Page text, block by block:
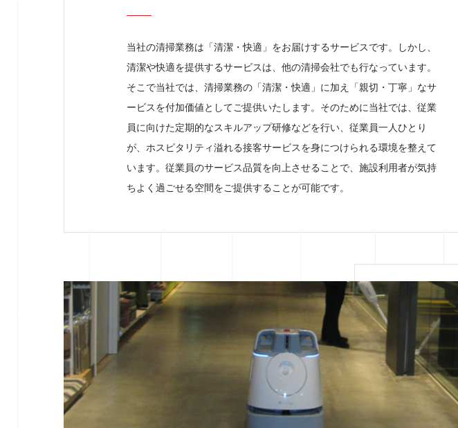
当社の清掃業務は「清潔・快適」をお届けするサービスです。しかし、
清潔や快適を提供するサービスは、他の清掃会社でも行なっています。
そこで当社では、清掃業務の「清潔・快適」に加え「親切・丁寧」なサ
ービスを付加価値としてご提供いたします。そのために当社では、従業
員に向けた定期的なスキルアップ研修などを行い、従業員一人ひとり
が、ホスピタリティ溢れる接客サービスを身につけられる環境を整えて
います。従業員のサービス品質を向上させることで、施設利用者が気持
ちよく過ごせる空間をご提供することが可能です。